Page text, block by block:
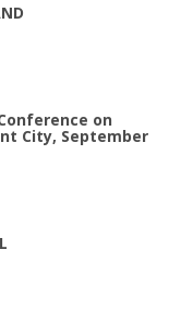
on
City, September